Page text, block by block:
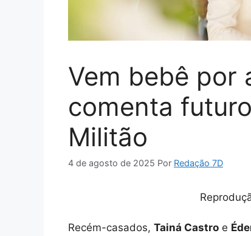
Vem bebê por
comenta
Militão
4 de agosto de 2025 Por Redação 7D
Recém-casados, Tainá Castro e